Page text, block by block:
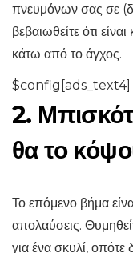
πνευμόνων σας σε
βεβαιωθείτε ότι
κάτω από το άγχος.
2.
θα το
Το επόμενο βήμα
απολαύσεις.
για ένα σκυλί, οπότε